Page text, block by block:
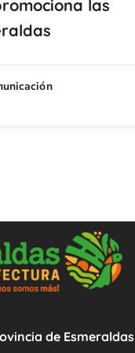
las
de Esmeraldas